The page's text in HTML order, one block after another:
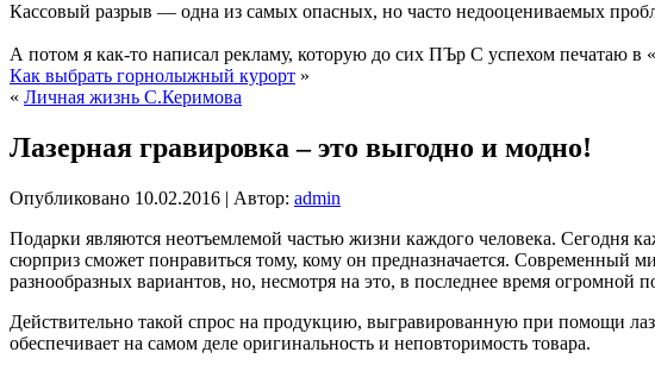
Кассовый разрыв — одна из самых опасных, но часто недооцениваемых
А потом я как-то написал рекламу, которую до сих ПЪр С успехом печатаю
Как выбрать горнолыжный курорт »
« Личная жизнь С.Керимова
Лазерная гравировка – это выгодно и модно!
Опубликовано 10.02.2016 | Автор: admin
Подарки являются неотъемлемой частью жизни каждого человека. Сегодня
сюрприз сможет понравиться тому, кому он предназначается. Современный
разнообразных вариантов, но, несмотря на это, в последнее время огромной
Действительно такой спрос на продукцию, выгравированную при помощи
обеспечивает на самом деле оригинальность и неповторимость товара.